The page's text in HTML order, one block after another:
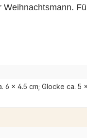
6 × 4.5 cm; Glocke ca. 5